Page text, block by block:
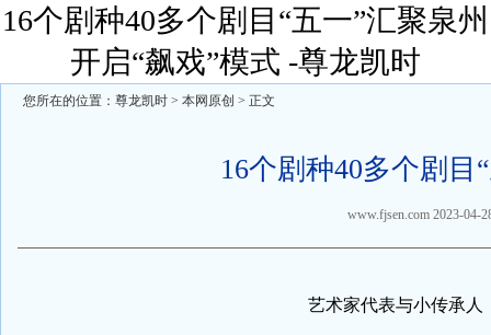
16个剧种40多个剧目“五一”汇聚泉州
开启“飙戏”模式 -尊龙凯时
您所在的位置： 尊龙凯时 > 本网原创 > 正文
16个剧种40多个剧目
www.fjsen.com 2023-04-
艺术家代表与小传承人